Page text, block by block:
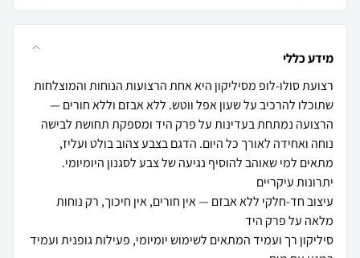
מידע כללי
רצועת סולו-לופ מסיליקון היא אחת הרצועות הנוחות והמוצלחות
שתוכלו להרכיב על שעון אפל ווטש. ללא אבזם וללא חורים —
הרצועה נמתחת בעדינות על פרק היד ומספקת תחושת לבישה
נוחה ואחידה לאורך כל היום. הדגם בצבע צהוב בולט ועליז,
עיצוב חד-חלקי ללא אבזם — אין חורים, אין חיכוך, רק נוחות
סיליקון רך ועמיד המתאים לשימוש יומיומי, פעילות גופנית ועמיד